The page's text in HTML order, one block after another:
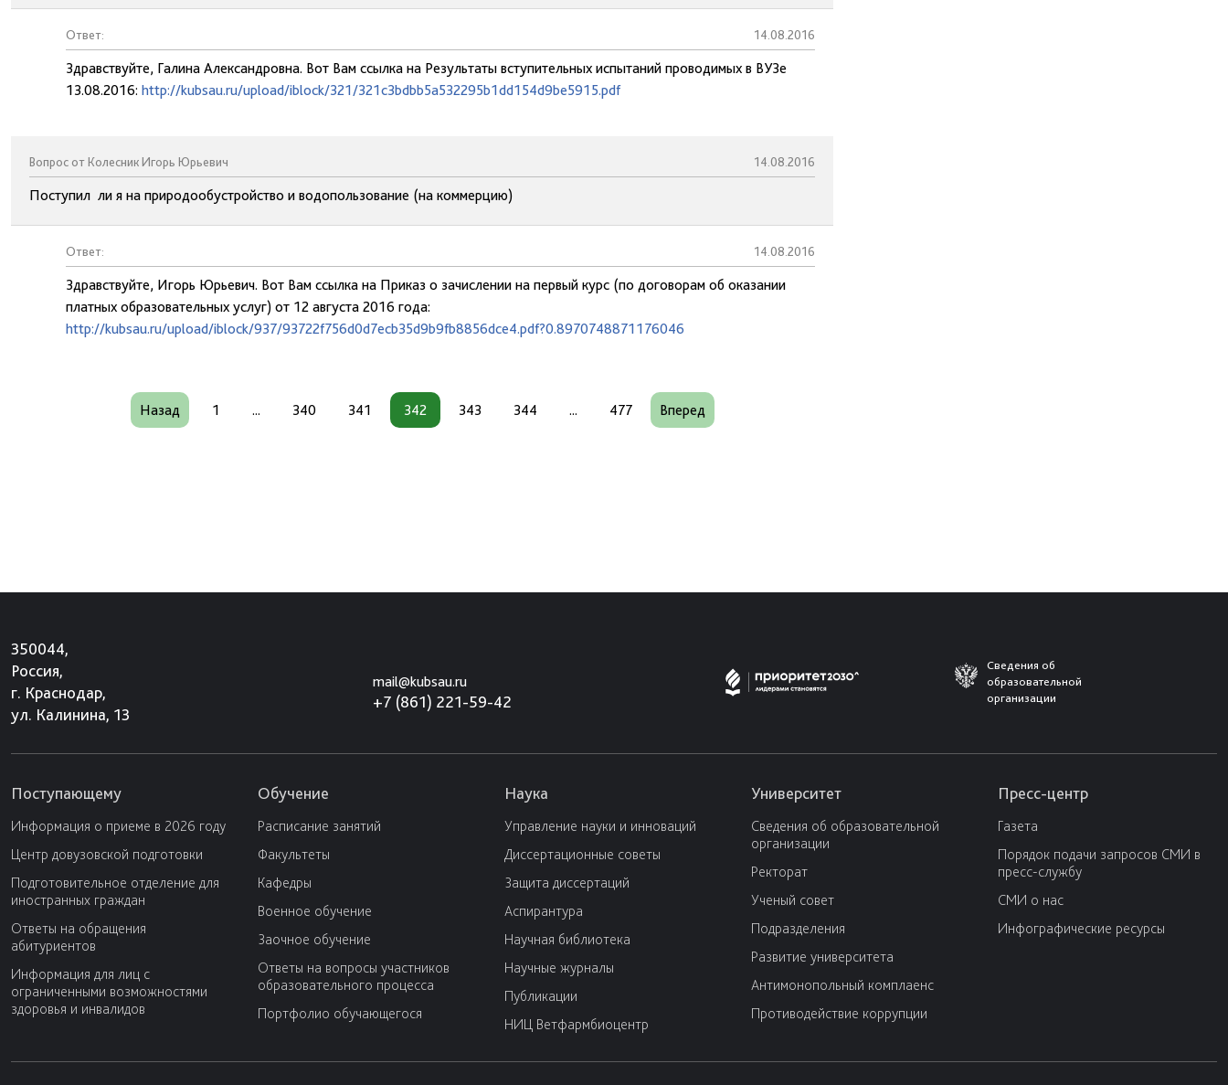
Ответ: 14.08.2016
Здравствуйте, Галина Александровна. Вот Вам ссылка на Результаты вступительных испытаний проводимых в ВУЗе
13.08.2016: http://kubsau.ru/upload/iblock/321/321c3bdbb5a532295b1dd154d9be5915.pdf
Вопрос от Колесник Игорь Юрьевич 14.08.2016
Поступил ли я на природообустройство и водопользование (на коммерцию)
Ответ: 14.08.2016
Здравствуйте, Игорь Юрьевич. Вот Вам ссылка на Приказ о зачислении на первый курс (по договорам об оказании
платных образовательных услуг) от 12 августа 2016 года:
http://kubsau.ru/upload/iblock/937/93722f756d0d7ecb35d9b9fb8856dce4.pdf?0.8970748871176046
Назад 1 ... 340 341 342 343 344 ... 477 Вперед
350044,
Россия,
г. Краснодар,
ул. Калинина, 13
mail@kubsau.ru
+7 (861) 221-59-42
Сведения об
образовательной
организации
Поступающему
Информация о приеме в 2026 году
Центр довузовской подготовки
Подготовительное отделение для
иностранных граждан
Ответы на обращения
абитуриентов
Информация для лиц с
ограниченными возможностями
здоровья и инвалидов
Обучение
Расписание занятий
Факультеты
Кафедры
Военное обучение
Заочное обучение
Ответы на вопросы участников
образовательного процесса
Портфолио обучающегося
Наука
Управление науки и инноваций
Диссертационные советы
Защита диссертаций
Аспирантура
Научная библиотека
Научные журналы
Публикации
НИЦ Ветфармбиоцентр
Университет
Сведения об образовательной
организации
Ректорат
Ученый совет
Подразделения
Развитие университета
Антимонопольный комплаенс
Противодействие коррупции
Пресс-центр
Газета
Порядок подачи запросов СМИ в
пресс-службу
СМИ о нас
Инфографические ресурсы